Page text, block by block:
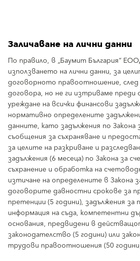
Заличаване на лични данни
По правило, в „Баумит България“
използването на лични данни, за
договорното правоотношение, след
договора, но не ги изтриваме преди
уреждане на всички финансови
нормативно определените
данните, като задължения по
съобщения за съхраняване и
за целите на разкриване и
задължения (6 месеца) по Закона за
съхранение и обработка на
изтичане на определените в Закона
договорите давностни срокове за
претенции (5 години), задължения за
информация на съда, компетентни
основания, предвидени в
законодателство (5 години) или
трудови правоотношения (50